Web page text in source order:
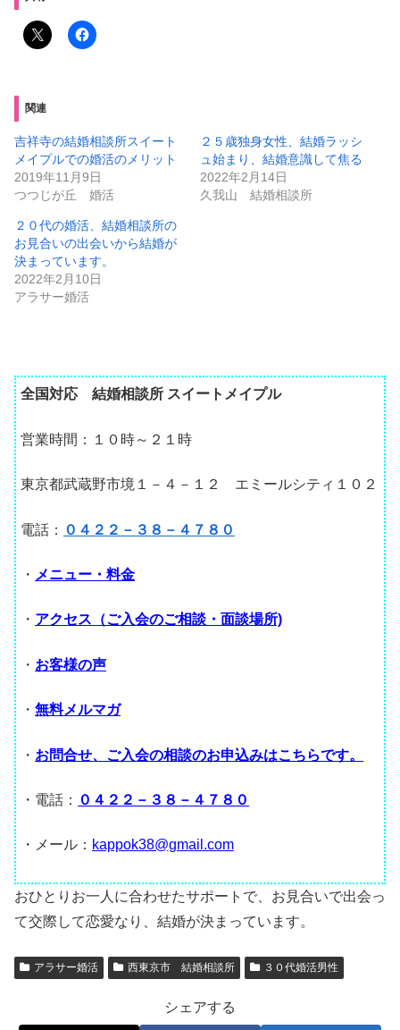
関連
吉祥寺の結婚相談所スイート
メイプルでの婚活のメリット
2019年11月9日
つつじが丘 婚活
２５歳独身女性、結婚ラッシ
ュ始まり、結婚意識して焦る
2022年2月14日
久我山 結婚相談所
２０代の婚活、結婚相談所の
お見合いの出会いから結婚が
決まっています。
2022年2月10日
アラサー婚活
全国対応 結婚相談所 スイートメイプル
営業時間：１０時～２１時
東京都武蔵野市境１－４－１２ エミールシティ１０２
電話： ０４２２－３８－４７８０
・ メニュー・料金
・ アクセス（ご入会のご相談・面談場所)
・ お客様の声
・ 無料メルマガ
・ お問合せ、ご入会の相談のお申込みはこちらです。
・電話： ０４２２－３８－４７８０
・メール： kappok38@gmail.com
おひとりお一人に合わせたサポートで、お見合いで出会っ
て交際して恋愛なり、結婚が決まっています。
アラサー婚活 西東京市 結婚相談所 ３０代婚活男性
シェアする